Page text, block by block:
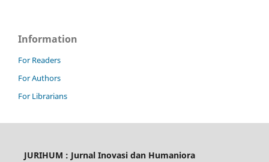
Information
For Readers
For Authors
For Librarians
JURIHUM : Jurnal Inovasi dan Humaniora